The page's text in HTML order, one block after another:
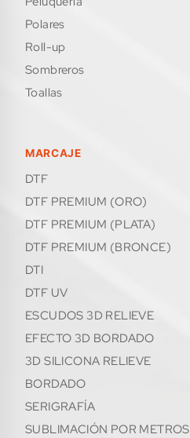
polares
roll-up
sombreros
toallas
MARCAJE
DTF
DTF PREMIUM (ORO)
DTF PREMIUM (PLATA)
DTF PREMIUM (BRONCE)
DTI
DTF UV
ESCUDOS 3D RELIEVE
EFECTO 3D BORDADO
3D SILICONA RELIEVE
BORDADO
SERIGRAFÍA
SUBLIMACIÓN POR METROS